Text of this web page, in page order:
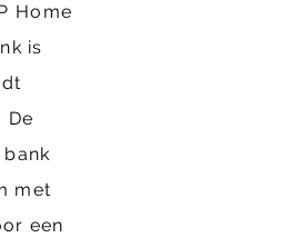
Home
is
De
met
een